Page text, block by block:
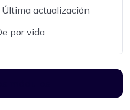
actualización
por vida